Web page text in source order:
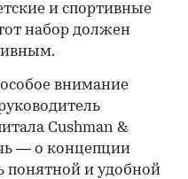
и спортивные
набор должен
внимание
Cushman &
— о концепции
понятной и удобной